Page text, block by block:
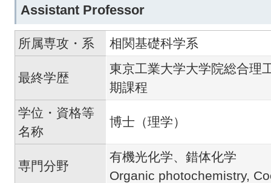
Assistant Professor
所属専攻・系 相関基礎科学系
最終学歴
東京工業大学大学院総合理
期課程
学位・資格等
名称
博士（理学）
専門分野
有機光化学、錯体化学
Organic photochemistry,